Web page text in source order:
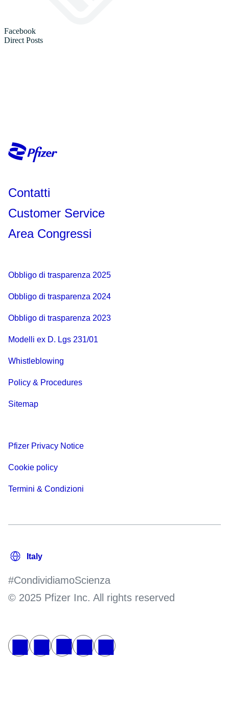
Contatti
Customer Service
Area Congressi
Obbligo di trasparenza 2025
Obbligo di trasparenza 2024
Obbligo di trasparenza 2023
Modelli ex D. Lgs 231/01
Whistleblowing
Policy & Procedures
Sitemap
Pfizer Privacy Notice
Cookie policy
Termini & Condizioni
#CondividiamoScienza
© 2025 Pfizer Inc. All rights reserved